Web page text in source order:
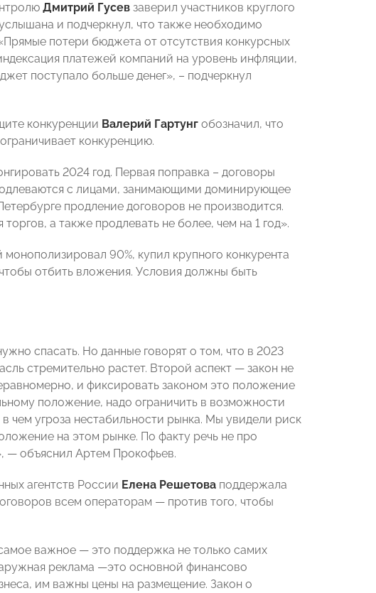
Дмитрий Гусев заверил участников круглого
и подчеркнул, что также необходимо
потери бюджета от отсутствия конкурсных
платежей компаний на уровень инфляции,
поступало больше денег», – подчеркнул
конкуренции Валерий Гартунг обозначил, что
конкуренцию.
2024 год. Первая поправка – договоры
с лицами, занимающими доминирующее
продление договоров не производится.
а также продлевать не более, чем на 1 год».
90%, купил крупного конкурента
отбить вложения. Условия должны быть
спасать. Но данные говорят о том, что в 2023
стремительно растет. Второй аспект — закон не
и фиксировать законом это положение
положение, надо ограничить в возможности
чем угроза нестабильности рынка. Мы увидели риск
на этом рынке. По факту речь не про
— объяснил Артем Прокофьев.
агентств России Елена Решетова поддержала
всем операторам — против того, чтобы
важное — это поддержка не только самих
реклама —это основной финансово
им важны цены на размещение. Закон о